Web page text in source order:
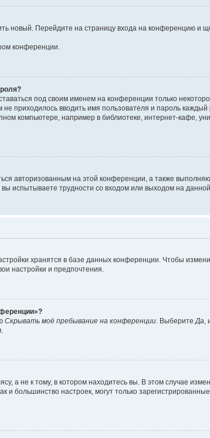
новый. Перейдите на страницу входа на конференцию и
конференции.
под своим именем на конференции только
приходилось вводить имя пользователя и пароль
компьютере, например в библиотеке, интернет-кафе,
авторизованным на этой конференции, а также
испытываете трудности со входом или выходом на
хранятся в базе данных конференции. Чтобы
настройки и предпочтения.
Скрывать моё пребывание на конференции . Выберите Да
а не к тому, в котором находитесь вы. В этом случае
и большинство настроек, могут только